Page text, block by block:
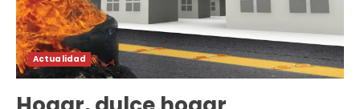
Actualidad